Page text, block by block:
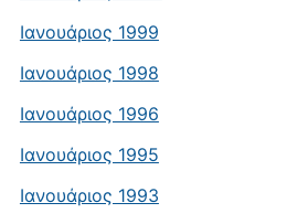
Ιανουάριος 1999
Ιανουάριος 1998
Ιανουάριος 1996
Ιανουάριος 1995
Ιανουάριος 1993